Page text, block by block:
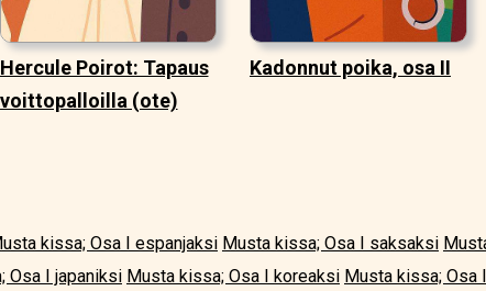
Hercule Poirot: Tapaus
voittopalloilla (ote)
Kadonnut poika, osa II
kissa; Osa I espanjaksi Musta kissa; Osa I saksaksi
Osa I japaniksi Musta kissa; Osa I koreaksi Musta kissa; Osa